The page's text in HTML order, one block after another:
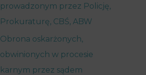
prowadzonym przez Policję,
Prokuraturę, CBŚ, ABW
Obrona oskarżonych,
obwinionych w procesie
karnym przez sądem